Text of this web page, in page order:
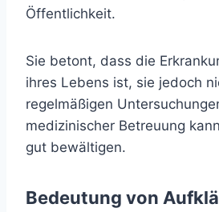
Öffentlichkeit.
Sie betont, dass die
ihres Lebens ist, sie jedoch
regelmäßigen
medizinischer Betreuung
gut bewältigen.
Bedeutung von